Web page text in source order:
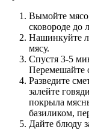
Вымойте
сковороде до
Нашинкуйте
мясу.
Спустя 3-5
Перемешайте
Разведите
залейте
покрыла
базиликом,
Дайте блюду